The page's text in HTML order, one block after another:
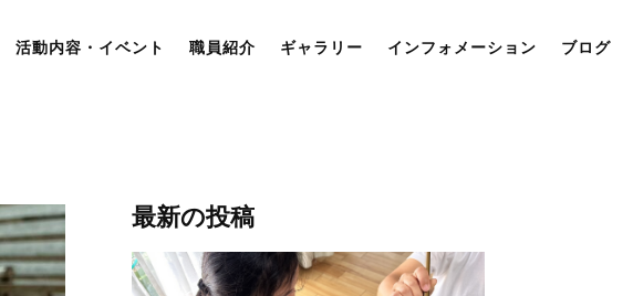
活動内容・イベント 職員紹介 ギャラリー インフォメーション ブログ
最新の投稿